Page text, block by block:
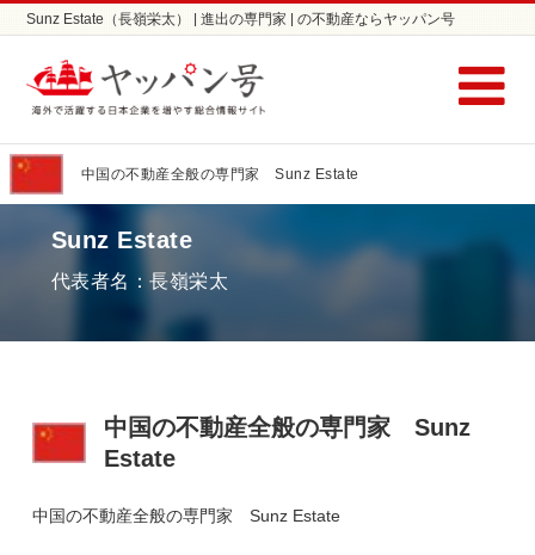
Sunz Estate（長嶺栄太） | 進出の専門家 | の不動産ならヤッパン号
中国の不動産全般の専門家 Sunz Estate
Sunz Estate
代表者名：長嶺栄太
中国の不動産全般の専門家 Sunz
Estate
中国の不動産全般の専門家 Sunz Estate